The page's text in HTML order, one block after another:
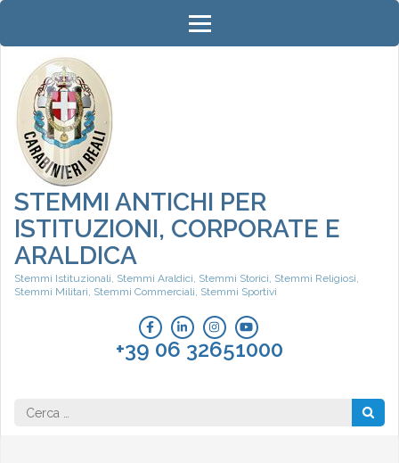
(Press
Enter)
STEMMI ANTICHI PER
ISTITUZIONI, CORPORATE E
ARALDICA
Stemmi Istituzionali, Stemmi Araldici, Stemmi Storici, Stemmi Religiosi,
Stemmi Militari, Stemmi Commerciali, Stemmi Sportivi
+39 06 32651000
Ricerca